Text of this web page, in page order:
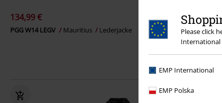
Please click
International
EMP International
EMP Polska
134,99 €
PGG W14 LEGV Mauritius Lederjacke